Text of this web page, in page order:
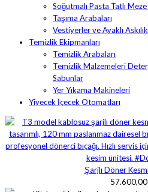
Soğutmalı Pasta Tatlı
Taşıma Arabaları
Vestiyerler ve Ayaklı
Temizlik Ekipmanları
Temizlik Arabaları
Temizlik Malzemeleri
Sabunlar
Yer Yıkama Makineleri
Yiyecek İçecek Otomatları
Şarjlı Döner